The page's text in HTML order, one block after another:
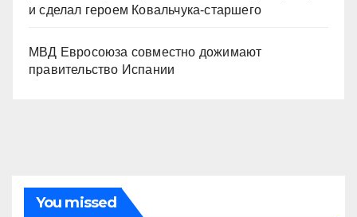
и сделал героем Ковальчука-старшего
МВД Евросоюза совместно дожимают
правительство Испании
You missed